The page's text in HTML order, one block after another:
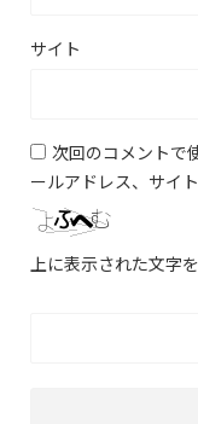
サイト
次回のコメントで
ールアドレス、サイ
上に表示された文字